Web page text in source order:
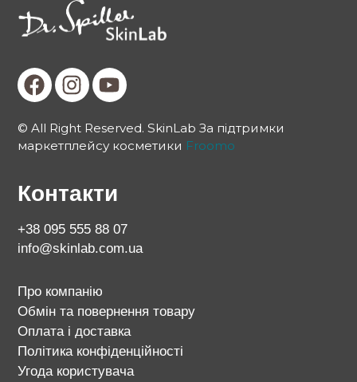
© All Right Reserved. SkinLab За підтримки
маркетплейсу косметики Froomo
Контакти
+38 095 555 88 07
info@skinlab.com.ua
Про компанію
Обмін та повернення товару
Оплата і доставка
Політика конфіденційності
Угода користувача